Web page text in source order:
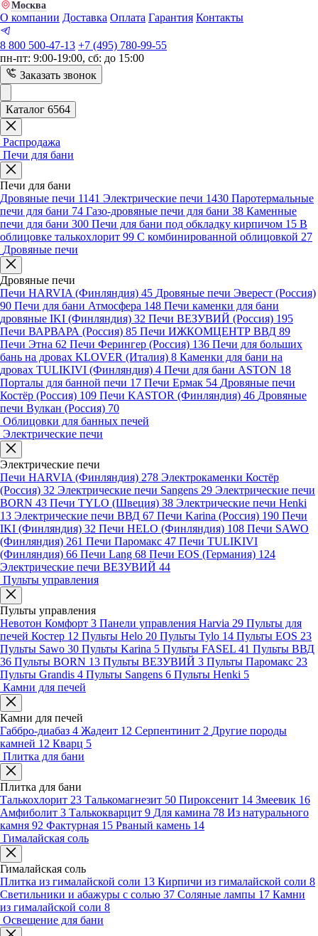
Москва
О компании Доставка Оплата Гарантия Контакты
8 800 500-47-13 +7 (495) 780-99-55
пн-пт: 9:00-19:00, сб: до 15:00
Заказать звонок
Каталог 6564
Распродажа
Печи для бани
Печи для бани
Дровяные печи 1141 Электрические печи 1430 Паротермальные
печи для бани 74 Газо-дровяные печи для бани 38 Каменные
печи для бани 300 Печи для бани под обкладку кирпичом 15 В
облицовке талькохлорит 99 С комбинированной облицовкой 27
Дровяные печи
Дровяные печи
Печи HARVIA (Финляндия) 45 Дровяные печи Эверест (Россия)
90 Печи для бани Атмосфера 148 Печи каменки для бани
дровяные IKI (Финляндия) 32 Печи ВЕЗУВИЙ (Россия) 195
Печи ВАРВАРА (Россия) 85 Печи ИЖКОМЦЕНТР ВВД 89
Печи Этна 62 Печи Ферингер (Россия) 136 Печи для больших
бань на дровах KLOVER (Италия) 8 Каменки для бани на
дровах TULIKIVI (Финляндия) 4 Печи для бани ASTON 18
Порталы для банной печи 17 Печи Ермак 54 Дровяные печи
Костёр (Россия) 109 Печи KASTOR (Финляндия) 46 Дровяные
печи Вулкан (Россия) 70
Облицовки для банных печей
Электрические печи
Электрические печи
Печи HARVIA (Финляндия) 278 Электрокаменки Костёр
(Россия) 32 Электрические печи Sangens 29 Электрические печи
BORN 43 Печи TYLO (Швеция) 38 Электрические печи Henki
13 Электрические печи ВВД 67 Печи Karina (Россия) 190 Печи
IKI (Финляндия) 32 Печи HELO (Финляндия) 108 Печи SAWO
(Финляндия) 261 Печи Паромакс 47 Печи TULIKIVI
(Финляндия) 66 Печи Lang 68 Печи EOS (Германия) 124
Электрические печи ВЕЗУВИЙ 44
Пульты управления
Пульты управления
Невотон Комфорт 3 Панели управления Harvia 29 Пульты для
печей Костер 12 Пульты Helo 20 Пульты Tylo 14 Пульты EOS 23
Пульты Sawo 30 Пульты Karina 5 Пульты FASEL 41 Пульты ВВД
36 Пульты BORN 13 Пульты ВЕЗУВИЙ 3 Пульты Паромакс 23
Пульты Grandis 4 Пульты Sangens 6 Пульты Henki 5
Камни для печей
Камни для печей
Габбро-диабаз 4 Жадеит 12 Серпентинит 2 Другие породы
камней 12 Кварц 5
Плитка для бани
Плитка для бани
Талькохлорит 23 Талькомагнезит 50 Пироксенит 14 Змеевик 16
Амфиболит 3 Талькокварцит 9 Для камина 78 Из натурального
камня 92 Фактурная 15 Рваный камень 14
Гималайская соль
Гималайская соль
Плитка из гималайской соли 13 Кирпичи из гималайской соли 8
Светильники и абажуры с солью 37 Соляные лампы 17 Камни
из гималайской соли 8
Освещение для бани